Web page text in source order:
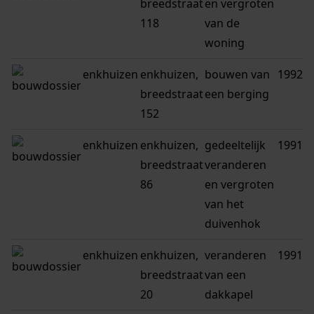
breedstraat
118
en vergroten
van de
woning
enkhuizen enkhuizen,
breedstraat
152
bouwen van
een berging
1992
enkhuizen enkhuizen,
breedstraat
86
gedeeltelijk
veranderen
en vergroten
van het
duivenhok
1991
enkhuizen enkhuizen,
breedstraat
20
veranderen
van een
dakkapel
1991